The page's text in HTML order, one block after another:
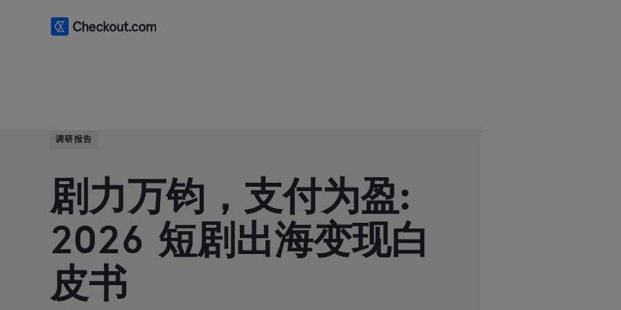
调研报告
剧力万钧，支付为盈:
2026 短剧出海变现白
皮书